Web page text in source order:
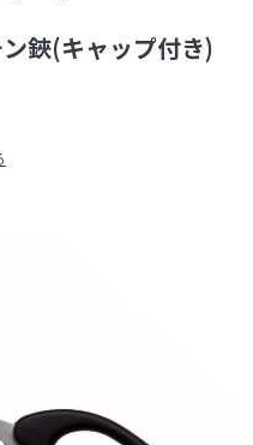
鋏(キャップ付き)